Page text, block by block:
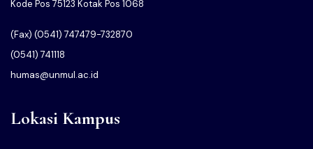
Kode Pos 75123 Kotak Pos 1068
(Fax) (0541) 747479-732870
(0541) 741118
humas@unmul.ac.id
Lokasi Kampus